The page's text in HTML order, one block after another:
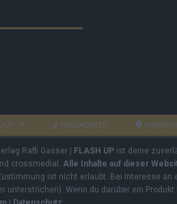
MEDIADATEN
Raffi Gasser | FLASH UP ist deine
crossmedial. Alle Inhalte auf dieser
ist nicht erlaubt. Bei Interesse
unterstrichen). Wenn du darüber ein